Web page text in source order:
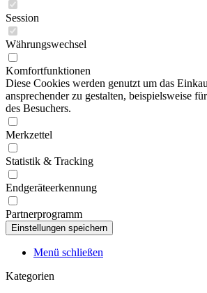
Session
Währungswechsel
Komfortfunktionen
Diese Cookies werden genutzt um das
ansprechender zu gestalten, beispielsweise
des Besuchers.
Merkzettel
Statistik & Tracking
Endgeräteerkennung
Partnerprogramm
Menü schließen
Kategorien